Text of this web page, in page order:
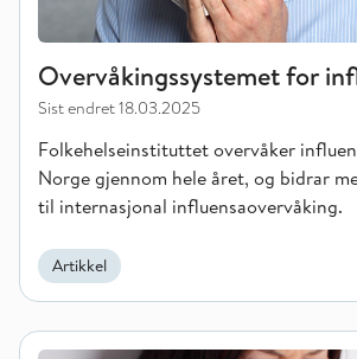
Overvåkingssystemet for
Sist endret18.03.2025
Folkehelseinstituttet overvåker
Norge gjennom hele året, og bidrar
til internasjonal influensaovervåking.
Artikkel
Årsrapporter for influensa